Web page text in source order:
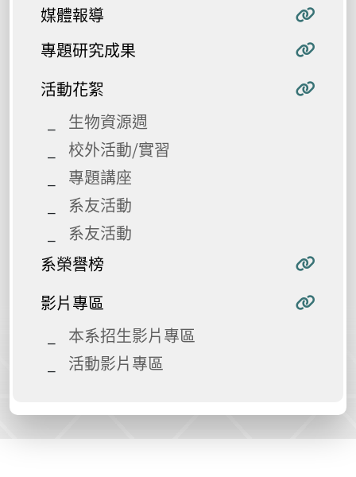
媒體報導
專題研究成果
活動花絮
生物資源週
校外活動/實習
專題講座
系友活動
系友活動
系榮譽榜
影片專區
本系招生影片專區
活動影片專區